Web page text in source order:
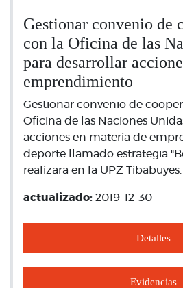
Gestionar convenio de
con la Oficina de las
para desarrollar
emprendimiento
Gestionar convenio de
Oficina de las Naciones
acciones en materia de
deporte llamado estrategia
realizara en la UPZ Tibabuyes.
actualizado: 2019-12-30
Detalles
Evidencias